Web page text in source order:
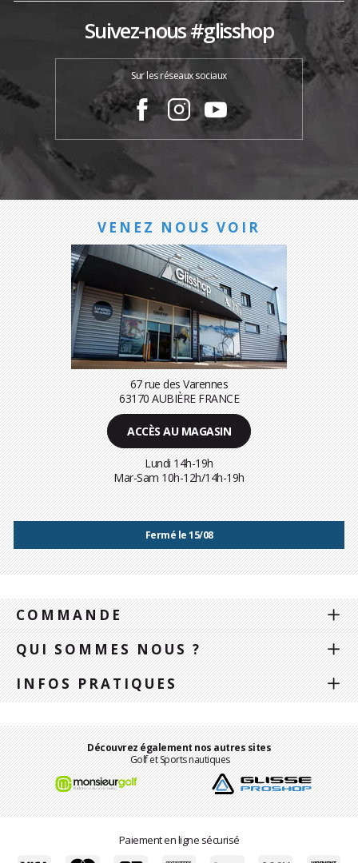
Suivez-nous #glisshop
Sur les réseaux sociaux
VENEZ NOUS VOIR
67 rue des Varennes
63170 AUBIÈRE FRANCE
ACCÈS AU MAGASIN
Lundi 14h-19h
Mar-Sam 10h-12h/14h-19h
Fermé le 15/08
COMMANDE
QUI SOMMES NOUS ?
INFOS PRATIQUES
Découvrez également nos autres sites
Golf et Sports nautiques
Paiement en ligne sécurisé